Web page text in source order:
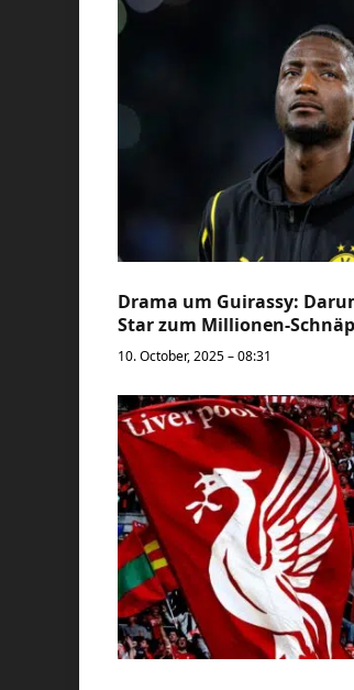
Drama um Guirassy:
Star zum Millionen-
10. October, 2025 – 08:31